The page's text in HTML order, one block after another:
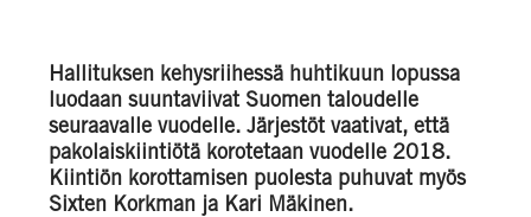
Hallituksen kehysriihessä huhtikuun lopussa
luodaan suuntaviivat Suomen taloudelle
seuraavalle vuodelle. Järjestöt vaativat, että
pakolaiskiintiötä korotetaan vuodelle 2018.
Kiintiön korottamisen puolesta puhuvat myös
Sixten Korkman ja Kari Mäkinen.